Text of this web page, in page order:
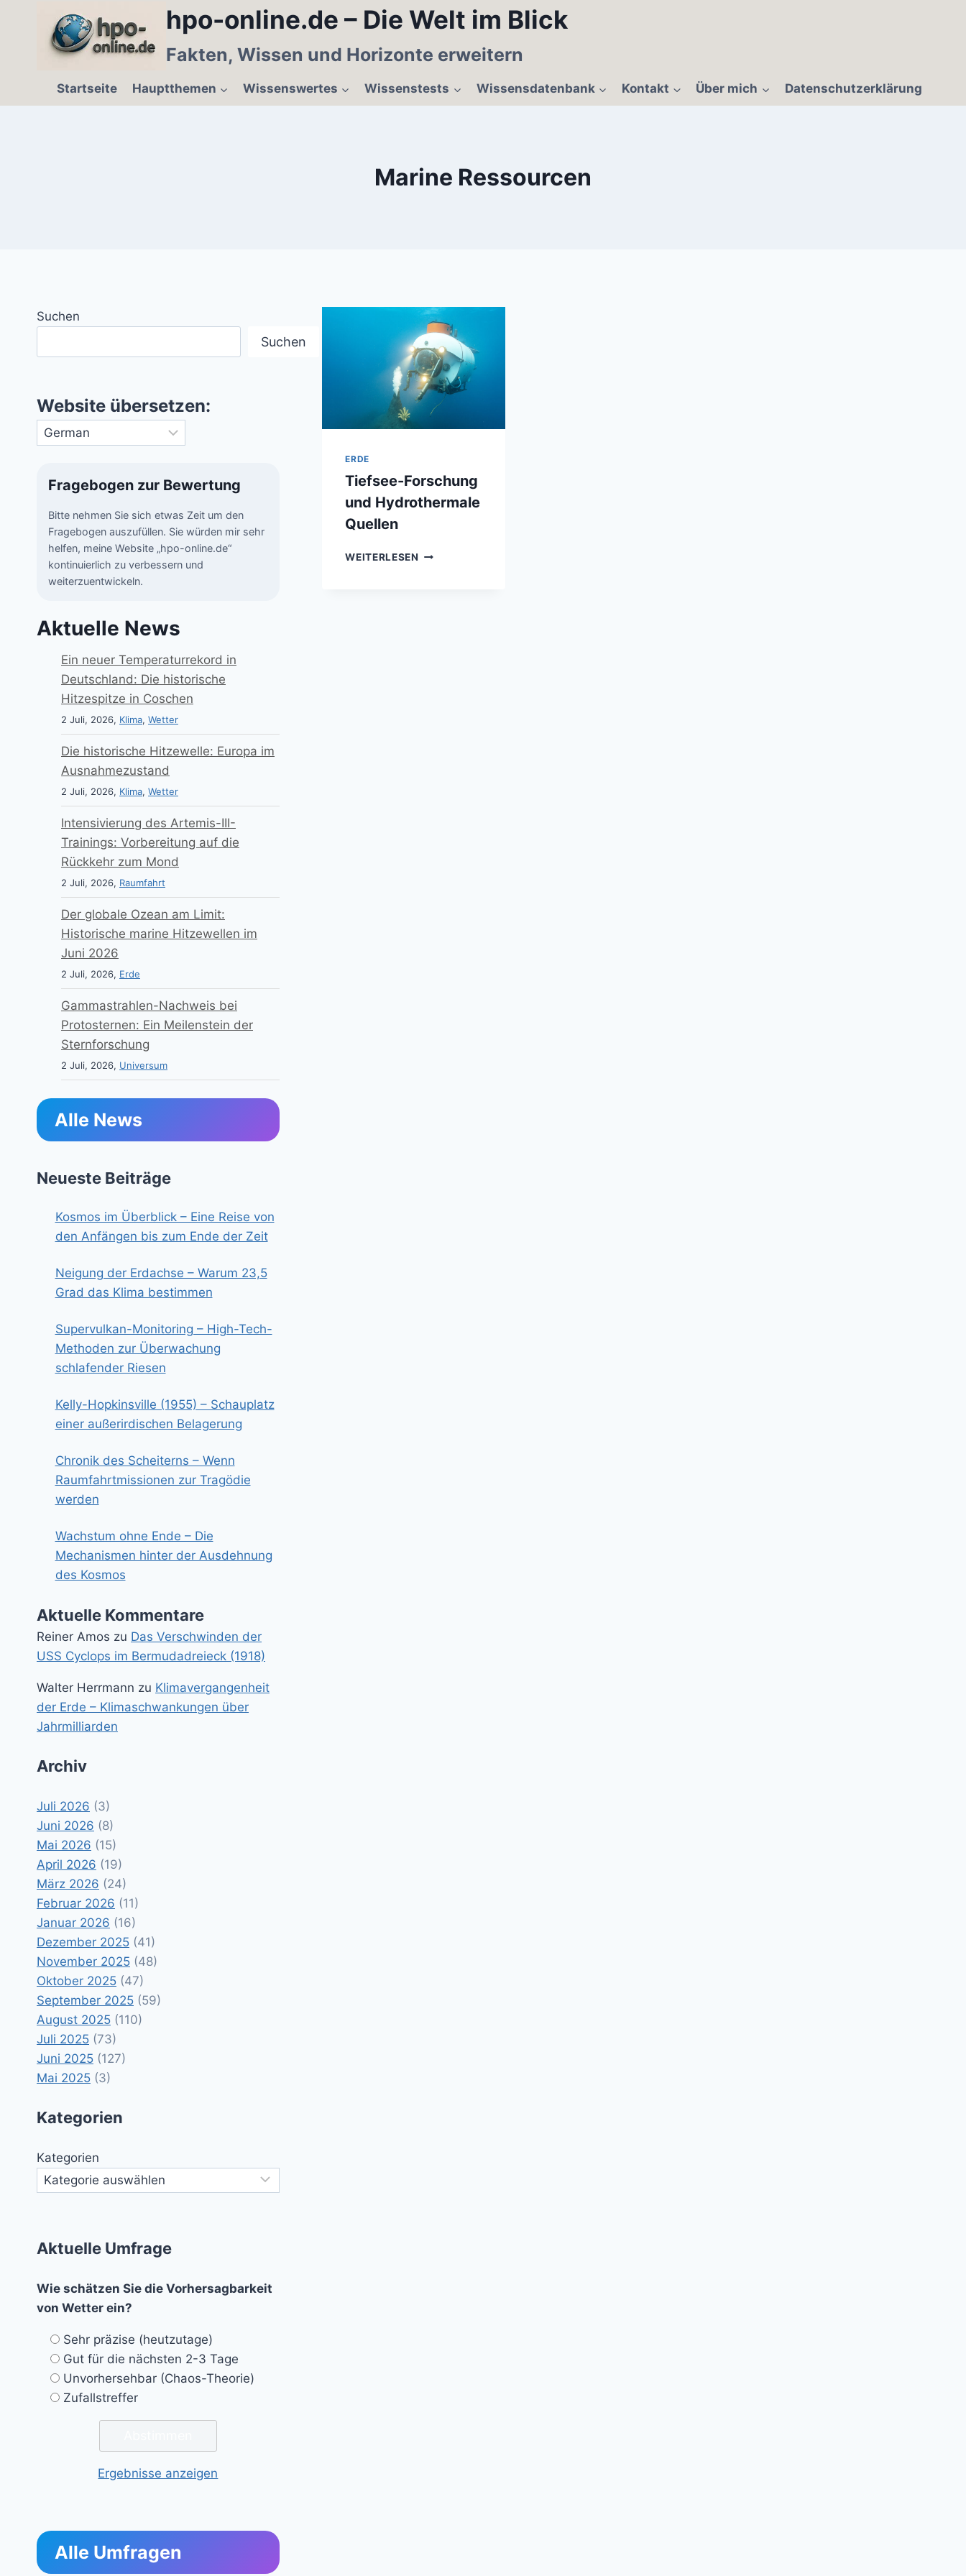
hpo-online.de – Die Welt im Blick
Fakten, Wissen und Horizonte erweitern
Startseite Hauptthemen Wissenswertes Wissenstests Wissensdatenbank Kontakt Über mich Datenschutzerklärung
Marine Ressourcen
ERDE
Tiefsee-Forschung
und Hydrothermale
Quellen
WEITERLESEN TIEFSEE-
Suchen
Suchen
Website übersetzen:
Fragebogen zur Bewertung
Bitte nehmen Sie sich etwas Zeit um den
Fragebogen auszufüllen. Sie würden mir sehr
helfen, meine Website „hpo-online.de“
kontinuierlich zu verbessern und
weiterzuentwickeln.
Aktuelle News
Ein neuer Temperaturrekord in
Deutschland: Die historische
Hitzespitze in Coschen
2 Juli, 2026, Klima, Wetter
Die historische Hitzewelle: Europa im
Ausnahmezustand
2 Juli, 2026, Klima, Wetter
Intensivierung des Artemis-III-
Trainings: Vorbereitung auf die
Rückkehr zum Mond
2 Juli, 2026, Raumfahrt
Der globale Ozean am Limit:
Historische marine Hitzewellen im
Juni 2026
2 Juli, 2026, Erde
Gammastrahlen-Nachweis bei
Protosternen: Ein Meilenstein der
Sternforschung
2 Juli, 2026, Universum
Alle News
Neueste Beiträge
Kosmos im Überblick – Eine Reise von
den Anfängen bis zum Ende der Zeit
Neigung der Erdachse – Warum 23,5
Grad das Klima bestimmen
Supervulkan-Monitoring – High-Tech-
Methoden zur Überwachung
schlafender Riesen
Kelly-Hopkinsville (1955) – Schauplatz
einer außerirdischen Belagerung
Chronik des Scheiterns – Wenn
Raumfahrtmissionen zur Tragödie
werden
Wachstum ohne Ende – Die
Mechanismen hinter der Ausdehnung
des Kosmos
Aktuelle Kommentare
Reiner Amos zu Das Verschwinden der
USS Cyclops im Bermudadreieck (1918)
Walter Herrmann zu Klimavergangenheit
der Erde – Klimaschwankungen über
Jahrmilliarden
Archiv
Juli 2026 (3)
Juni 2026 (8)
Mai 2026 (15)
April 2026 (19)
März 2026 (24)
Februar 2026 (11)
Januar 2026 (16)
Dezember 2025 (41)
November 2025 (48)
Oktober 2025 (47)
September 2025 (59)
August 2025 (110)
Juli 2025 (73)
Juni 2025 (127)
Mai 2025 (3)
Kategorien
Kategorien
Aktuelle Umfrage
Wie schätzen Sie die Vorhersagbarkeit
von Wetter ein?
Sehr präzise (heutzutage)
Gut für die nächsten 2-3 Tage
Unvorhersehbar (Chaos-Theorie)
Zufallstreffer
Ergebnisse anzeigen
Alle Umfragen